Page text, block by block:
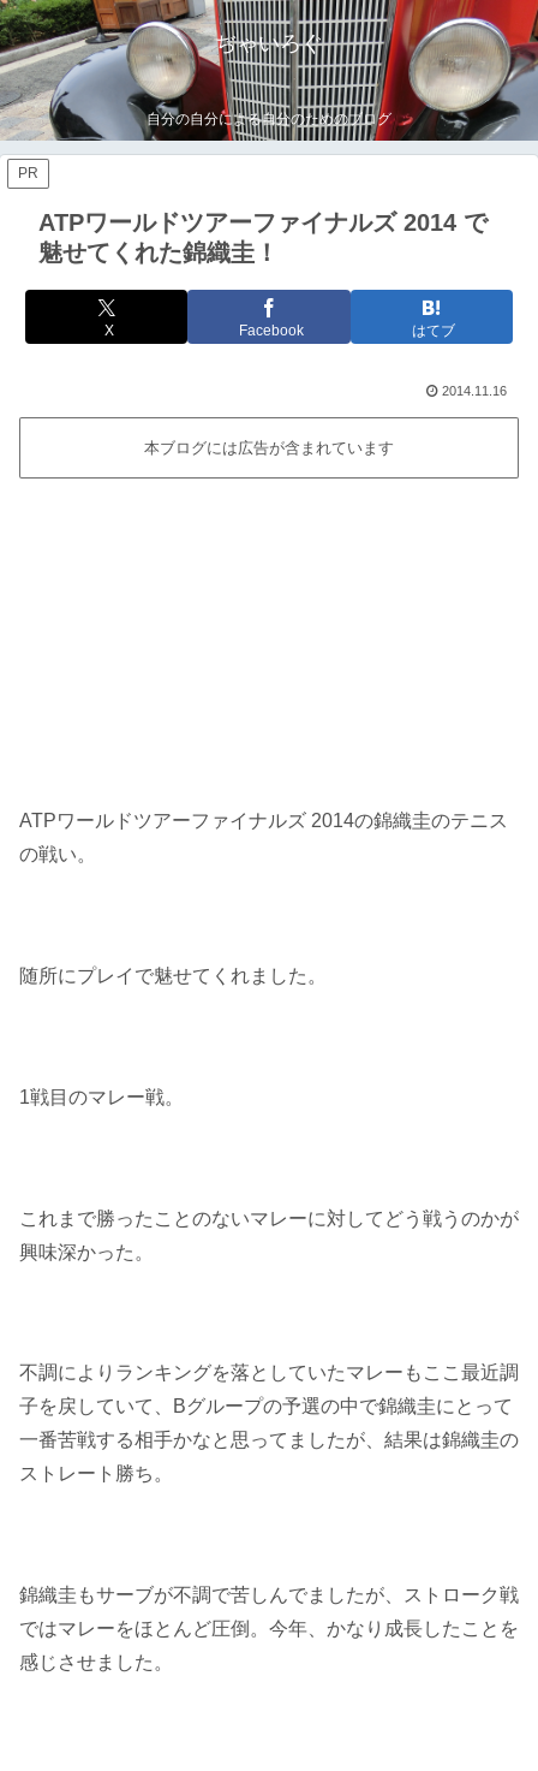
ぢゃいろぐ
自分の自分による自分のためのブログ
PR
ATPワールドツアーファイナルズ 2014 で
魅せてくれた錦織圭！
X Facebook はてブ
2014.11.16
本ブログには広告が含まれています
ATPワールドツアーファイナルズ 2014の錦織圭のテニス
の戦い。
随所にプレイで魅せてくれました。
1戦目のマレー戦。
これまで勝ったことのないマレーに対してどう戦うのかが
興味深かった。
不調によりランキングを落としていたマレーもここ最近調
子を戻していて、Bグループの予選の中で錦織圭にとって
一番苦戦する相手かなと思ってましたが、結果は錦織圭の
ストレート勝ち。
錦織圭もサーブが不調で苦しんでましたが、ストローク戦
ではマレーをほとんど圧倒。今年、かなり成長したことを
感じさせました。